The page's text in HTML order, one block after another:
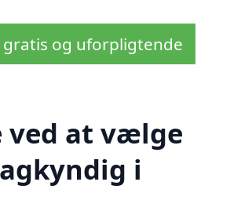
gratis og uforpligtende
ved at vælge
i